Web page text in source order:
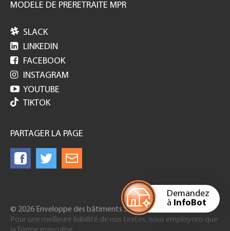
Demandez
à InfoBot
MODELE DE PRERETRAITE MPR
 SLACK
 LINKEDIN
 FACEBOOK
 INSTAGRAM
 YOUTUBE
TIKTOK
PARTAGER LA PAGE
© 2026 Enveloppe des bâtiments Suisse
Pour une meilleure lisibilité de nos textes, nous employons que